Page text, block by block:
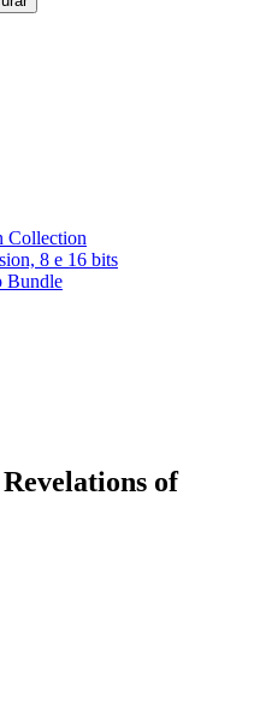
Collection
8 e 16 bits
Bundle
of